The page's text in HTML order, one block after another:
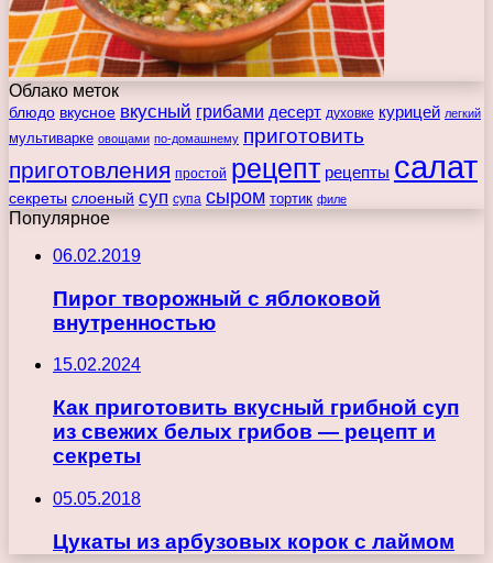
Облако меток
блюдо вкусное вкусный грибами десерт духовке курицей легкий
мультиварке овощами по-домашнему приготовить
приготовления простой рецепт рецепты салат
секреты слоеный суп супа сыром тортик филе
Популярное
06.02.2019
Пирог творожный с яблоковой
внутренностью
15.02.2024
Как приготовить вкусный грибной суп
из свежих белых грибов — рецепт и
секреты
05.05.2018
Цукаты из арбузовых корок с лаймом